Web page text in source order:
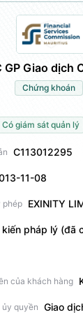
GP Giao dịch
Chứng khoán
Có giám sát quản lý
C113012295
11-08
phép EXINITY
kiến pháp lý (đã
của khách hàng
quyền Giao